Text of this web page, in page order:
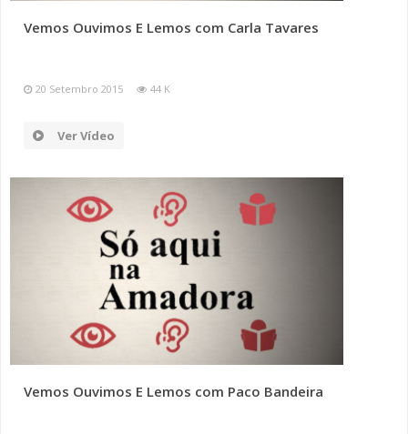
Vemos Ouvimos E Lemos com Carla Tavares
20 Setembro 2015 44 K
Ver Vídeo
Vemos Ouvimos E Lemos com Paco Bandeira